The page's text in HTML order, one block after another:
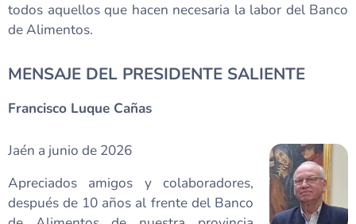
todos aquellos que hacen necesaria la labor del Banco
de Alimentos.
MENSAJE DEL PRESIDENTE SALIENTE
Francisco Luque Cañas
Jaén a junio de 2026
Apreciados amigos y colaboradores,
después de 10 años al frente del Banco